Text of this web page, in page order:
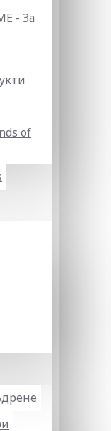
- За
of